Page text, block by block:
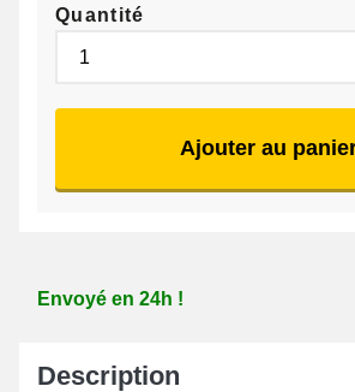
Quantité
Ajouter au
Envoyé en 24h !
Description